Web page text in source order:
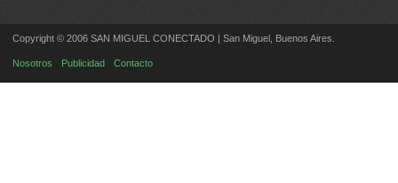
Copyright © 2006 SAN MIGUEL CONECTADO | San Miguel, Buenos Aires.
Nosotros Publicidad Contacto